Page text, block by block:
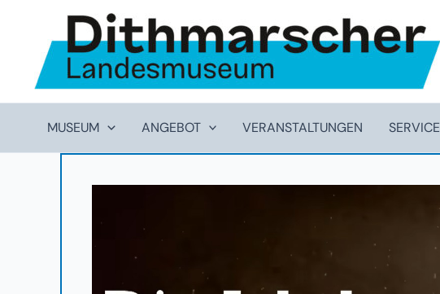
springen
MUSEUM ANGEBOT VERANSTALTUNGEN SERVICE